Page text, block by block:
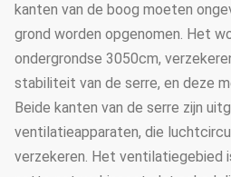
kanten van de boog moeten
grond worden opgenomen. Het
ondergrondse 3050cm,
stabiliteit van de serre, en deze
Beide kanten van de serre zijn
ventilatieapparaten, die
verzekeren. Het ventilatiegebied